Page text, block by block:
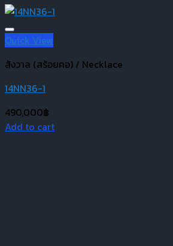
Quick View
สังวาล (สร้อยคอ) / Necklace
14NN36-1
490,000฿
Add to cart